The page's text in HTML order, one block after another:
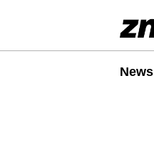
News